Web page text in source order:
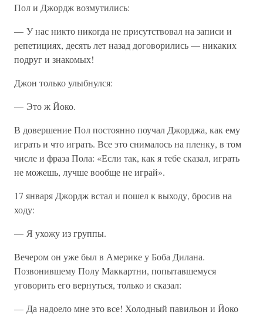
Пол и Джордж возмутились:
— У нас никто никогда не присутствовал на записи и
репетициях, десять лет назад договорились — никаких
подруг и знакомых!
Джон только улыбнулся:
— Это ж Йоко.
В довершение Пол постоянно поучал Джорджа, как ему
играть и что играть. Все это снималось на пленку, в том
числе и фраза Пола: «Если так, как я тебе сказал, играть
не можешь, лучше вообще не играй».
17 января Джордж встал и пошел к выходу, бросив на
ходу:
— Я ухожу из группы.
Вечером он уже был в Америке у Боба Дилана.
Позвонившему Полу Маккартни, попытавшемуся
уговорить его вернуться, только и сказал:
— Да надоело мне это все! Холодный павильон и Йоко